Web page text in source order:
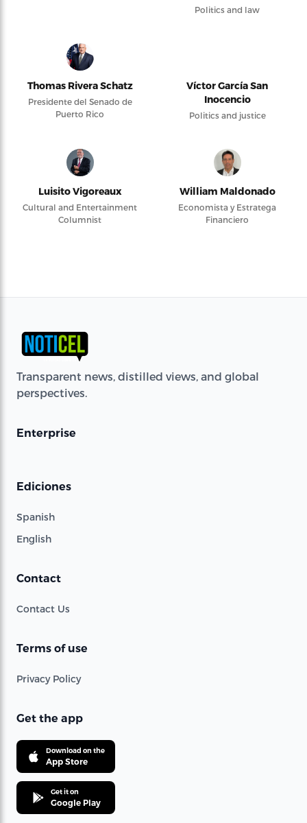
Politics and law
Thomas Rivera Schatz
Presidente del Senado de
Puerto Rico
Víctor García San
Inocencio
Politics and justice
Luisito Vigoreaux
Cultural and Entertainment
Columnist
William Maldonado
Economista y Estratega
Financiero
Transparent news, distilled views, and global
perspectives.
Enterprise
Ediciones
Spanish
English
Contact
Contact Us
Terms of use
Privacy Policy
Get the app
Download on the
App Store
Get it on
Google Play